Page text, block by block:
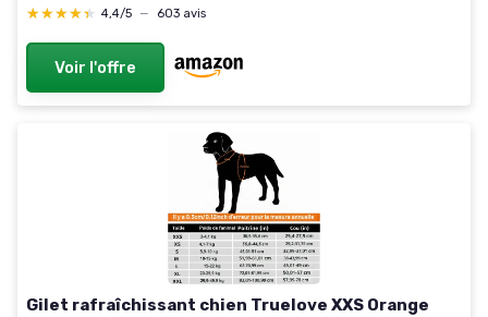
★★★★★
★★★★★ 4,4/5 — 603 avis
Voir l'offre
Gilet rafraîchissant chien Truelove XXS Orange